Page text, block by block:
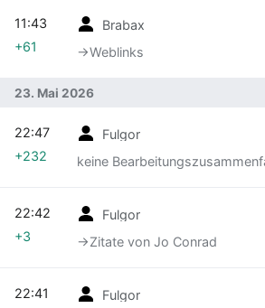
Brabax
→‎Weblinks
11:43
+61
23. Mai 2026
Fulgor
keine
22:47
+232
Fulgor
→‎Zitate von Jo Conrad
22:42
+3
Fulgor
22:41